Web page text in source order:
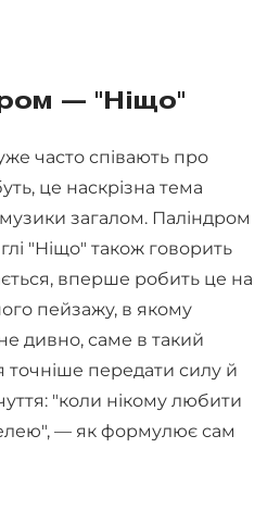
— "Ніщо"
часто співають про
це наскрізна тема
музики загалом. Паліндром
"Ніщо" також говорить
вперше робить це на
пейзажу, в якому
дивно, саме в такий
точніше передати силу й
"коли нікому любити
— як формулює сам